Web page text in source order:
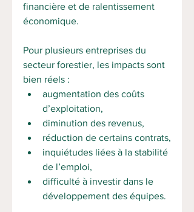
financière et de ralentissement
économique.
Pour plusieurs entreprises du
secteur forestier, les impacts sont
bien réels :
augmentation des coûts
d’exploitation,
diminution des revenus,
réduction de certains contrats,
inquiétudes liées à la stabilité
de l’emploi,
difficulté à investir dans le
développement des équipes.